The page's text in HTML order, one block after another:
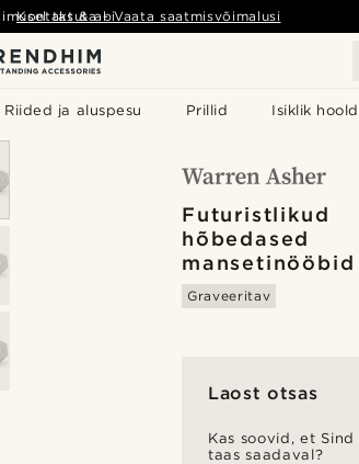
Riided ja aluspesu Prillid Isiklik
tasuta- Vaata saatmisvõimalusi
Kontakt & abi
Futuristlikud
hõbedased
mansetinööbid
Graveeritav
Laost otsas
Kas soovid, et
taas saadaval?